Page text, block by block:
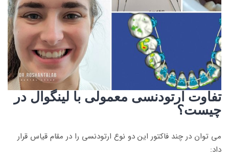
تفاوت ارتودنسی معمولی با لینگوال در
چیست؟
می توان در چند فاکتور این دو نوع ارتودنسی را در مقام قیاس قرار
داد: